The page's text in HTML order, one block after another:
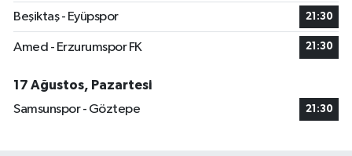
Beşiktaş - Eyüpspor 21:30
Amed - Erzurumspor FK 21:30
17 Ağustos, Pazartesi
Samsunspor - Göztepe
21:30